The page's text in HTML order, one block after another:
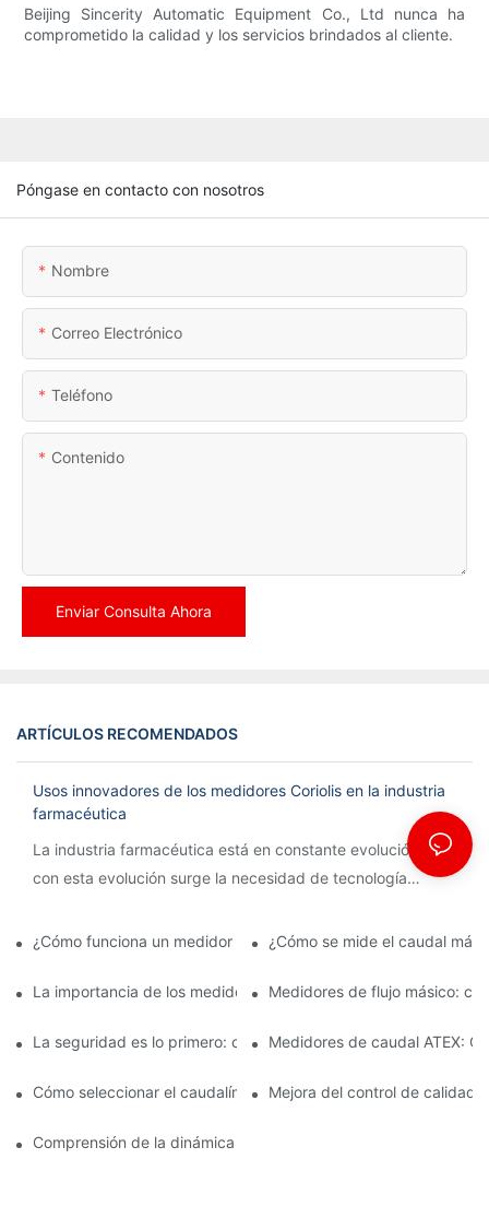
Beijing Sincerity Automatic Equipment Co., Ltd nunca ha
comprometido la calidad y los servicios brindados al cliente.
Póngase en contacto con nosotros
Nombre
Correo Electrónico
Teléfono
Contenido
Enviar Consulta Ahora
ARTÍCULOS RECOMENDADOS
Usos innovadores de los medidores Coriolis en la industria
farmacéutica
La industria farmacéutica está en constante evolución y
con esta evolución surge la necesidad de tecnología
precisión.
¿Cómo funciona un medidor de caudal Coriolis?
¿Cómo se mide el caudal
La importancia de los medidores de flujo másico en la
Medidores de flujo másico:
La seguridad es lo primero: comprensión de los caudalímetros
Medidores de caudal ATEX:
Cómo seleccionar el caudalímetro ATEX adecuado para
Mejora del control de calidad
Comprensión de la dinámica de la medición del flujo másico de